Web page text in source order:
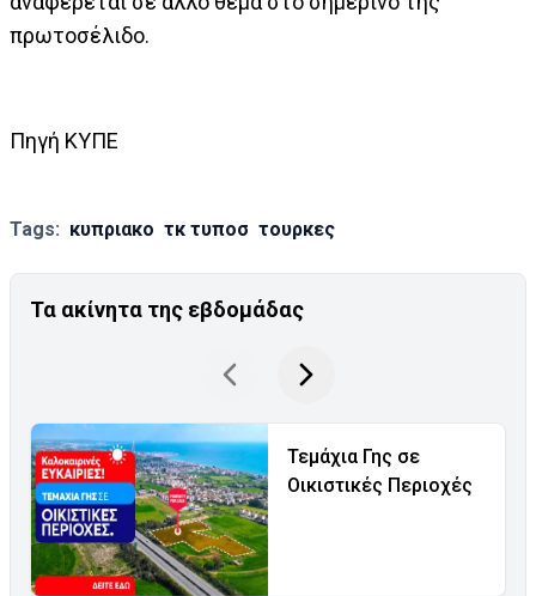
πρωτοσέλιδο.
Πηγή ΚΥΠΕ
Tags: κυπριακο τκ τυποσ τουρκες
Τα ακίνητα της εβδομάδας
Τεμάχια Γης σε
Οικιστικές Περιοχές